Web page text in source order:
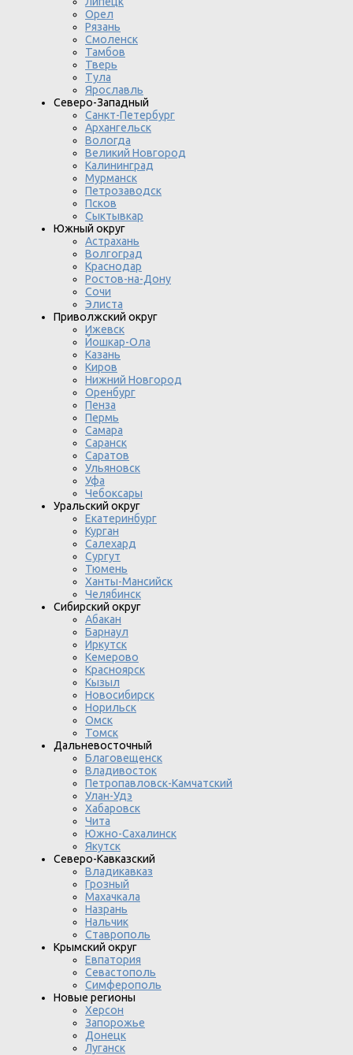
Орел
Рязань
Смоленск
Тамбов
Тверь
Тула
Ярославль
Северо-Западный
Санкт-Петербург
Архангельск
Вологда
Великий Новгород
Калининград
Мурманск
Петрозаводск
Псков
Сыктывкар
Южный округ
Астрахань
Волгоград
Краснодар
Ростов-на-Дону
Сочи
Элиста
Приволжский округ
Ижевск
Йошкар-Ола
Казань
Киров
Нижний Новгород
Оренбург
Пенза
Пермь
Самара
Саранск
Саратов
Ульяновск
Уфа
Чебоксары
Уральский округ
Екатеринбург
Курган
Салехард
Сургут
Тюмень
Ханты-Мансийск
Челябинск
Сибирский округ
Абакан
Барнаул
Иркутск
Кемерово
Красноярск
Кызыл
Новосибирск
Норильск
Омск
Томск
Дальневосточный
Благовещенск
Владивосток
Петропавловск-Камчатский
Улан-Удэ
Хабаровск
Чита
Южно-Сахалинск
Якутск
Северо-Кавказский
Владикавказ
Грозный
Махачкала
Назрань
Нальчик
Ставрополь
Крымский округ
Евпатория
Севастополь
Симферополь
Новые регионы
Херсон
Запорожье
Донецк
Луганск